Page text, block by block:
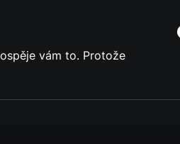
vám to. Protože